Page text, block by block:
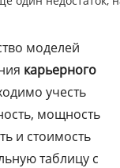
моделей
карьерного
учесть
мощность
и стоимость
таблицу с